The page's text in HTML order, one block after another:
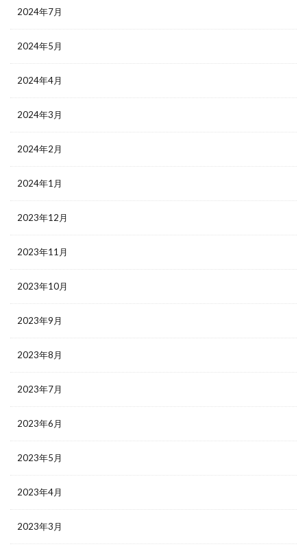
2024年7月
2024年5月
2024年4月
2024年3月
2024年2月
2024年1月
2023年12月
2023年11月
2023年10月
2023年9月
2023年8月
2023年7月
2023年6月
2023年5月
2023年4月
2023年3月